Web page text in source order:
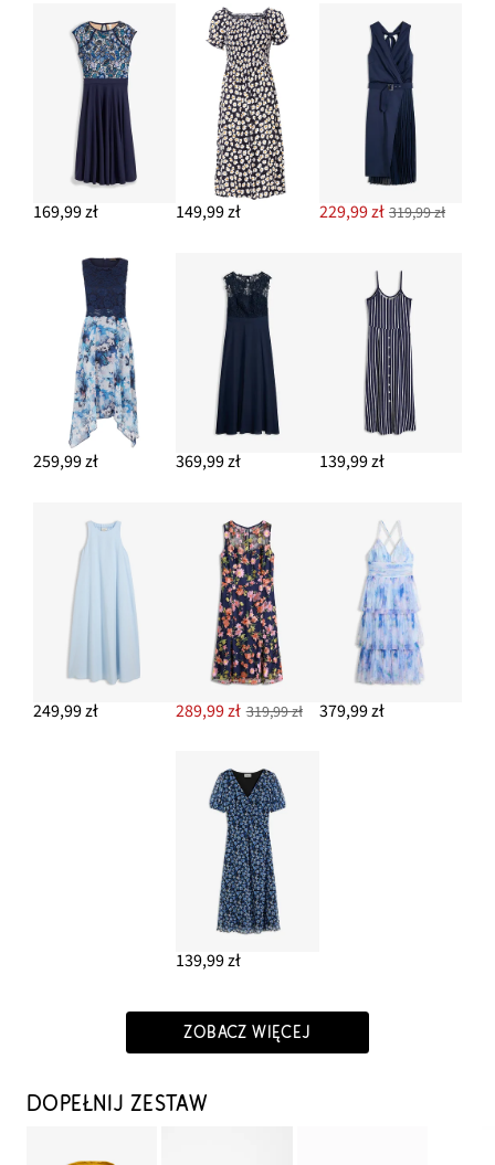
169,99 zł 149,99 zł 229,99 zł 319,99 zł
259,99 zł 369,99 zł 139,99 zł
249,99 zł 289,99 zł 319,99 zł 379,99 zł
139,99 zł
ZOBACZ WIĘCEJ
DOPEŁNIJ ZESTAW